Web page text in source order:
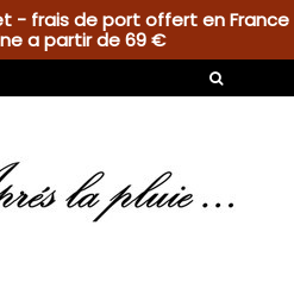
- frais de port offert en France
a partir de 69 €